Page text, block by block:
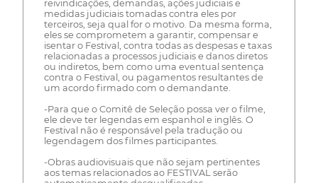
reivindicações, demandas, ações judiciais e
medidas judiciais tomadas contra eles por
terceiros, seja qual for o motivo. Da mesma forma,
eles se comprometem a garantir, compensar e
isentar o Festival, contra todas as despesas e taxas
relacionadas a processos judiciais e danos diretos
ou indiretos, bem como uma eventual sentença
contra o Festival, ou pagamentos resultantes de
um acordo firmado com o demandante.
-Para que o Comitê de Seleção possa ver o filme,
ele deve ter legendas em espanhol e inglês. O
Festival não é responsável pela tradução ou
legendagem dos filmes participantes.
-Obras audiovisuais que não sejam pertinentes
aos temas relacionados ao FESTIVAL serão